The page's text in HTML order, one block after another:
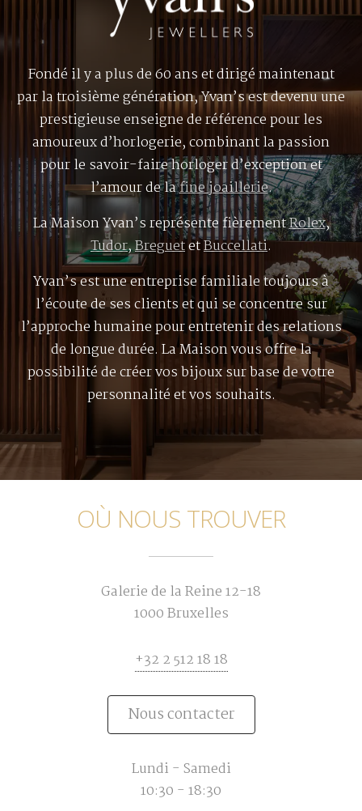
Fondé il y a plus de 60 ans et dirigé maintenant
par la troisième génération, Yvan’s est devenu une
prestigieuse enseigne de référence pour les
amoureux d’horlogerie, combinant la passion
pour le savoir-faire horloger d’exception et
l’amour de lafine joaillerie.
La Maison Yvan’s représente fièrementRolex,
Tudor,BreguetetBuccellati.
Yvan’s est une entreprise familiale toujours à
l’écoute de ses clients et qui se concentre sur
l’approche humaine pour entretenir des relations
de longue durée. La Maison vous offre la
possibilité de créer vos bijoux sur base de votre
personnalité et vos souhaits.
OÙ NOUS TROUVER
Galerie de la Reine 12-18
1000 Bruxelles
+32 2 512 18 18
Nous contacter
Lundi - Samedi
10:30 - 18:30